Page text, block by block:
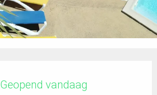
Geopend vandaag